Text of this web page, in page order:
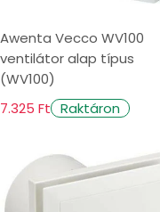
Awenta Vecco WV100
ventilátor alap típus
(WV100)
7.325 Ft Raktáron